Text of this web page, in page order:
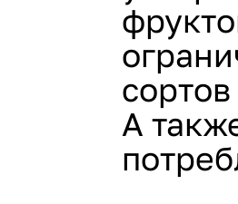
А